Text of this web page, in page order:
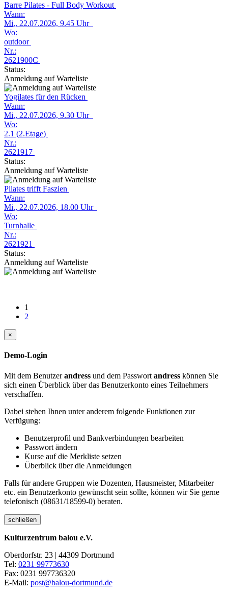
Barre Pilates - Full Body Workout
Wann:
Mi., 22.07.2026, 9.45 Uhr
Wo:
outdoor
Nr.:
2621900C
Status:
Anmeldung auf Warteliste
Yogilates für den Rücken
Wann:
Mi., 22.07.2026, 9.30 Uhr
Wo:
2.1 (2.Etage)
Nr.:
2621917
Status:
Anmeldung auf Warteliste
Pilates trifft Faszien
Wann:
Mi., 22.07.2026, 18.00 Uhr
Wo:
Turnhalle
Nr.:
2621921
Status:
Anmeldung auf Warteliste
1
2
×
Demo-Login
Mit dem Benutzerandress und dem Passwort andress können Sie
sich einen Überblick über das Benutzerkonto eines Teilnehmers
verschaffen.
Dabei stehen Ihnen unter anderem folgende Funktionen zur
Verfügung:
Benutzerprofil und Bankverbindungen bearbeiten
Passwort ändern
Kurse auf die Merkliste setzen
Überblick über die Anmeldungen
Falls für andere Gruppen wie Dozenten, Hausmeister, Mitarbeiter
etc. ein Benutzerkonto gewünscht sein sollte, können wir Sie gerne
telefonisch (08631/18599-0) beraten.
schließen
Kulturzentrum balou e.V.
Oberdorfstr. 23 | 44309 Dortmund
Tel: 0231 99773630
Fax: 0231 997736320
E-Mail: post@balou-dortmund.de